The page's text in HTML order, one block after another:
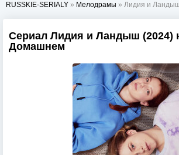
RUSSKIE-SERIALY » Мелодрамы » Лидия и
Сериал Лидия и Ландыш (2024)
Домашнем